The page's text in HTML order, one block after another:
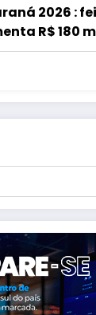
2026 :
R$ 180